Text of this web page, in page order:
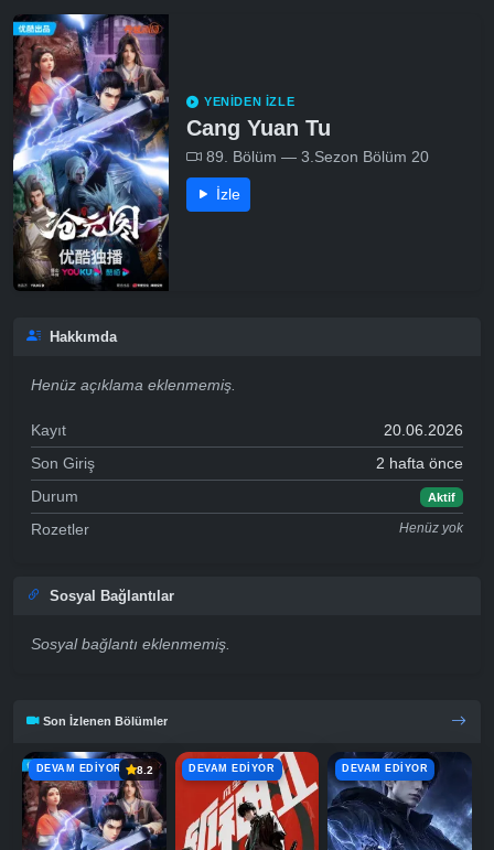
YENIDEN İZLE
Cang Yuan Tu
89. Bölüm — 3.Sezon Bölüm 20
İzle
Hakkımda
Henüz açıklama eklenmemiş.
Kayıt
20.06.2026
Son Giriş
2 hafta önce
Durum
Aktif
Rozetler Henüz yok
Sosyal Bağlantılar
Sosyal bağlantı eklenmemiş.
Son İzlenen Bölümler
DEVAM EDIYOR 8.2 DEVAM EDIYOR DEVAM EDIYOR